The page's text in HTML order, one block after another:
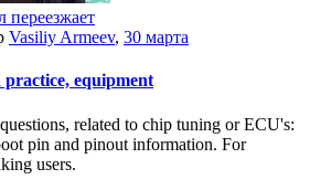
переезжает
Vasiliy Armeev, 30 марта
equipment
related to chip tuning or ECU's:
pin and pinout information. For
users.